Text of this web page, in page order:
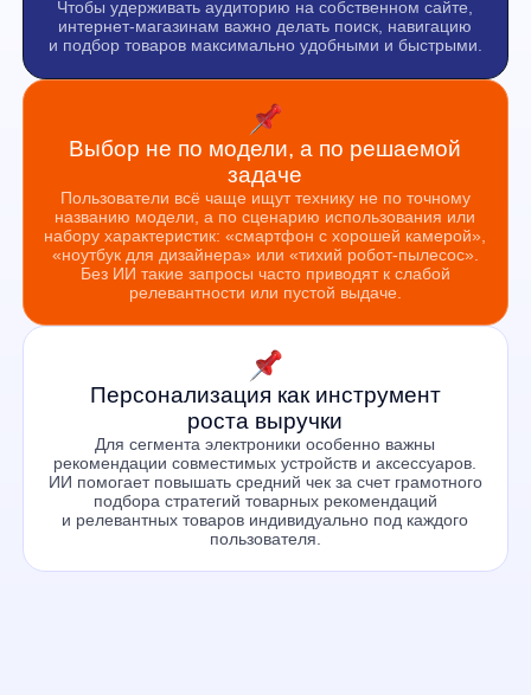
Без ИИ такие запросы часто приводят к слабой
релевантности или пустой выдаче.
Персонализация как инструмент
роста выручки
Для сегмента электроники особенно важны
рекомендации совместимых устройств и аксессуаров.
ИИ помогает повышать средний чек за счет грамотного
подбора стратегий товарных рекомендаций
и релевантных товаров индивидуально под каждого
пользователя.
ИИ-сервисы — уже стандарт
для высококонкурентного
рынка
Покупатель выбирает быстро и часто импульсивно. Если
нужный товар сложно найти или карточка не помогает
принять решение, продажа уходит к конкурентам